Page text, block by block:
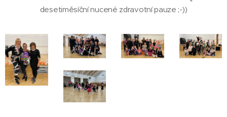
desetiměsíční nucené zdravotní pauze ;-))